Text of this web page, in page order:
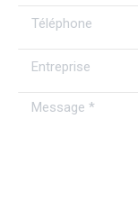
Téléphone
Entreprise
Message *